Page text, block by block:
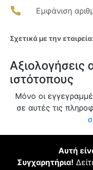
Εμφάνιση
Σχετικά με την
ιστότοπους
Μόνο οι
σε αυτές τις
Αυτή
Συγχαρητήρια!